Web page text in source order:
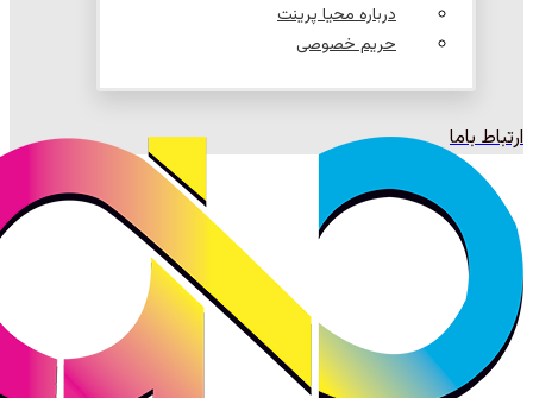
درباره محیا پرینت
حریم خصوصی
ارتباط باما